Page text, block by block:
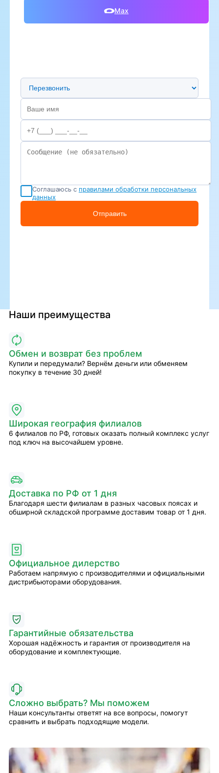
Max
Предпочтительный способ связи
Соглашаюсь с правилами обработки персональных
данных
Отправить
Наши преимущества
Обмен и возврат без проблем
Купили и передумали? Вернём деньги или обменяем
покупку в течение 30 дней!
Широкая география филиалов
6 филиалов по РФ, готовых оказать полный комплекс услуг
под ключ на высочайшем уровне.
Доставка по РФ от 1 дня
Благодаря шести филиалам в разных часовых поясах и
обширной складской программе доставим товар от 1 дня.
Официальное дилерство
Работаем напрямую с производителями и официальными
дистрибьюторами оборудования.
Гарантийные обязательства
Хорошая надёжность и гарантия от производителя на
оборудование и комплектующие.
Сложно выбрать? Мы поможем
Наши консультанты ответят на все вопросы, помогут
сравнить и выбрать подходящие модели.